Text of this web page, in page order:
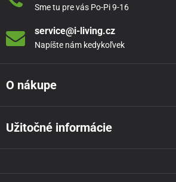
Sme tu pre vás Po-Pi 9-16
service@i-living.cz
Napíšte nám kedykoľvek
O nákupe
Užitočné informácie